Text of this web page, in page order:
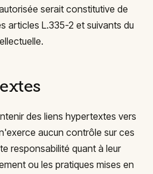
serait constitutive de
articles L.335-2 et suivants du
des liens hypertextes vers
aucun contrôle sur ces
responsabilité quant à leur
ou les pratiques mises en